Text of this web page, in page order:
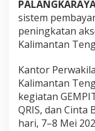
sistem
peningkatan
Kalimantan
Kantor
Kalimantan
kegiatan
QRIS, dan Cinta
hari, 7–8 Mei